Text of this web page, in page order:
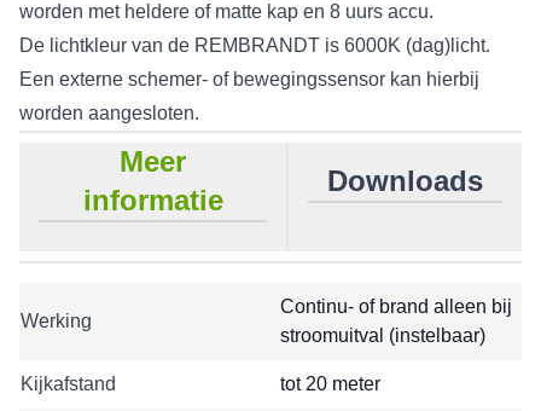
worden met heldere of matte kap en 8 uurs accu.
De lichtkleur van de REMBRANDT is 6000K (dag)licht.
Een externe schemer- of bewegingssensor kan hierbij
worden aangesloten.
Meer
informatie
Downloads
Werking
Continu- of brand alleen bij
stroomuitval (instelbaar)
Kijkafstand tot 20 meter